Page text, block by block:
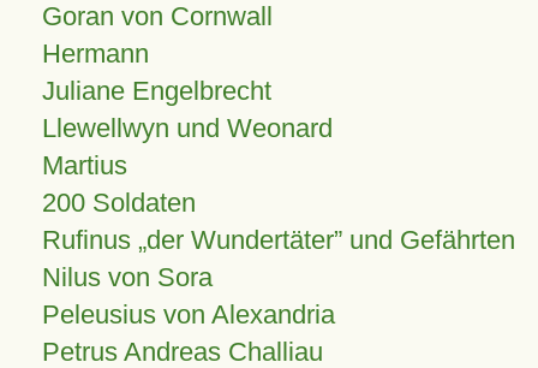
Goran von Cornwall
Hermann
Juliane Engelbrecht
Llewellwyn und Weonard
Martius
200 Soldaten
Rufinus „der Wundertäter” und Gefährten
Nilus von Sora
Peleusius von Alexandria
Petrus Andreas Challiau